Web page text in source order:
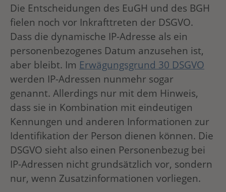
Die Entscheidungen des EuGH und des BGH
fielen noch vor Inkrafttreten der DSGVO.
Dass die dynamische IP-Adresse als ein
personenbezogenes Datum anzusehen ist,
aber bleibt. Im Erwägungsgrund 30 DSGVO
werden IP-Adressen nunmehr sogar
genannt. Allerdings nur mit dem Hinweis,
dass sie in Kombination mit eindeutigen
Kennungen und anderen Informationen zur
Identifikation der Person dienen können. Die
DSGVO sieht also einen Personenbezug bei
IP-Adressen nicht grundsätzlich vor, sondern
nur, wenn Zusatzinformationen vorliegen.